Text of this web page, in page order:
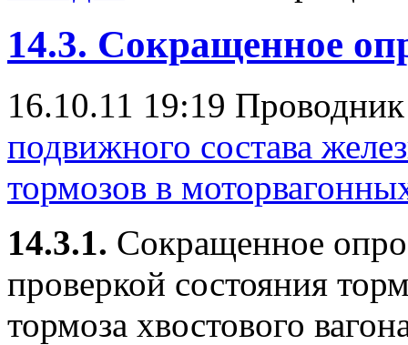
14.3. Сокращенное
16.10.11 19:19
подвижного состава
тормозов в
14.3.1. Сокращенное
проверкой состояния
тормоза хвостового